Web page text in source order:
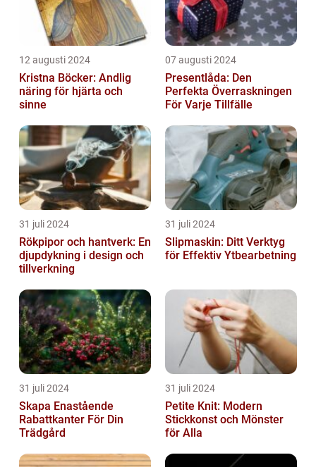
12 augusti 2024
Kristna Böcker: Andlig
näring för hjärta och
sinne
07 augusti 2024
Presentlåda: Den
Perfekta Överraskningen
För Varje Tillfälle
31 juli 2024
Rökpipor och hantverk: En
djupdykning i design och
tillverkning
31 juli 2024
Slipmaskin: Ditt Verktyg
för Effektiv Ytbearbetning
31 juli 2024
Skapa Enastående
Rabattkanter För Din
Trädgård
31 juli 2024
Petite Knit: Modern
Stickkonst och Mönster
för Alla